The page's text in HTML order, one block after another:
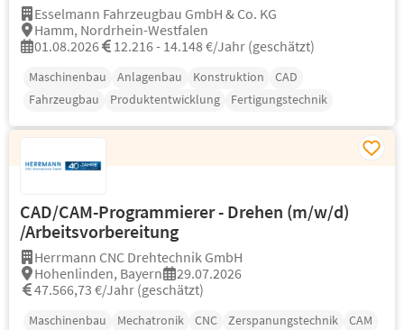
Esselmann Fahrzeugbau GmbH & Co. KG
Hamm, Nordrhein-Westfalen
01.08.2026
12.216 - 14.148 €/Jahr (geschätzt)
Maschinenbau Anlagenbau Konstruktion
CAD
Fahrzeugbau
Produktentwicklung Fertigungstechnik
CAD/CAM-Programmierer - Drehen (m/w/d)
/Arbeitsvorbereitung
Herrmann CNC Drehtechnik GmbH
Hohenlinden, Bayern
29.07.2026
47.566,73 €/Jahr (geschätzt)
Maschinenbau Mechatronik CNC Zerspanungstechnik
CAM